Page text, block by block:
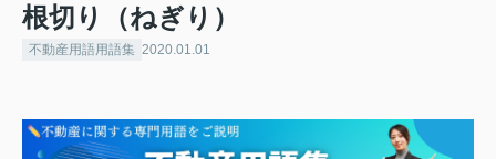
根切り（ねぎり）
不動産用語用語集 2020.01.01